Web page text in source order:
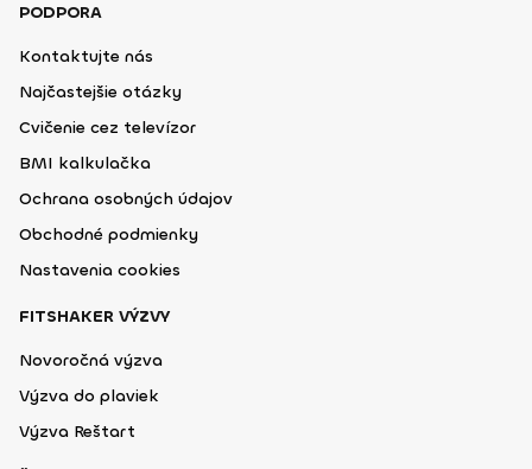
PODPORA
Kontaktujte nás
Najčastejšie otázky
Cvičenie cez televízor
BMI kalkulačka
Ochrana osobných údajov
Obchodné podmienky
Nastavenia cookies
FITSHAKER VÝZVY
Novoročná výzva
Výzva do plaviek
Výzva Reštart